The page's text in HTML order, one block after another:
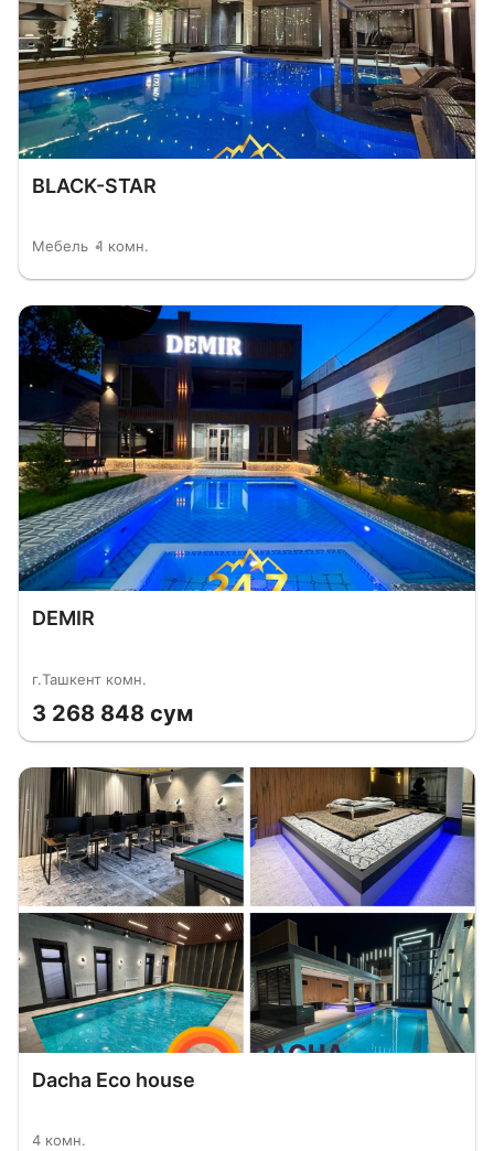
BLACK-STAR
Мебель 1 комн.
DEMIR
г.Ташкент комн.
3 268 848 сум
Dacha Eco house
4 комн.